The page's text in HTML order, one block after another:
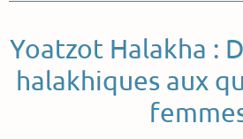
Yoatzot Halakha :
halakhiques aux